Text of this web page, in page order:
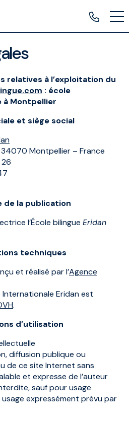
relatives à l’exploitation du
: école
à Montpellier
et siège social
Montpellier – France
de la publication
l’École bilingue Eridan
techniques
et réalisé par l’Agence
Eridan est
.
d’utilisation
diffusion publique ou
de ce site Internet sans
et expresse de l’auteur
sauf pour usage
expressément prévu par